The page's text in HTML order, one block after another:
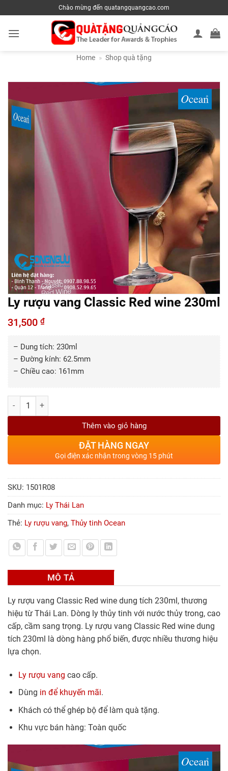
to
content
Chào mừng đến quatangquangcao.com
Home » Shop quà tặng
Ly rượu vang Classic Red wine 230ml
31,500 ₫
– Dung tích: 230ml
– Đường kính: 62.5mm
– Chiều cao: 161mm
Số lượng
Thêm vào giỏ hàng
ĐẶT HÀNG NGAY
Gọi điện xác nhận trong vòng 15 phút
SKU: 1501R08
Danh mục: Ly Thái Lan
Thẻ: Ly rượu vang, Thủy tinh Ocean
MÔ TẢ
Ly rượu vang Classic Red wine dung tích 230ml, thương
hiệu từ Thái Lan. Dòng ly thủy tinh với nước thủy trong, cao
cấp, cầm sang trọng. Ly rượu vang Classic Red wine dung
tích 230ml là dòng hàng phổ biến, được nhiều thương hiệu
lựa chọn.
Ly rượu vang cao cấp.
Dùng in để khuyến mãi.
Khách có thể ghép bộ để làm quà tặng.
Khu vực bán hàng: Toàn quốc